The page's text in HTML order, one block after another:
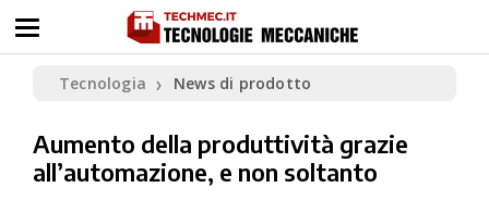
Tecnologia ❯ News di prodotto
Aumento della produttività grazie
all’automazione, e non soltanto